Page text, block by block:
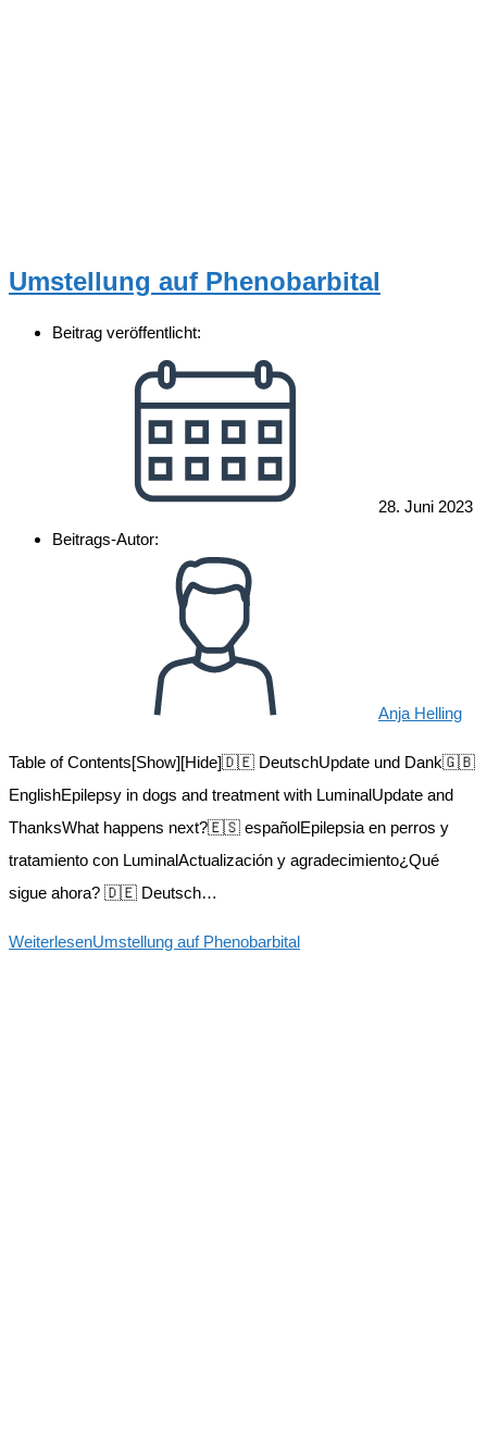
Umstellung auf Phenobarbital
Beitrag veröffentlicht:
28. Juni 2023
Beitrags-Autor:
Anja Helling
Table of Contents[Show][Hide]🇩🇪 DeutschUpdate und Dank🇬🇧
EnglishEpilepsy in dogs and treatment with LuminalUpdate and
ThanksWhat happens next?🇪🇸 españolEpilepsia en perros y
tratamiento con LuminalActualización y agradecimiento¿Qué
sigue ahora? 🇩🇪 Deutsch…
WeiterlesenUmstellung auf Phenobarbital